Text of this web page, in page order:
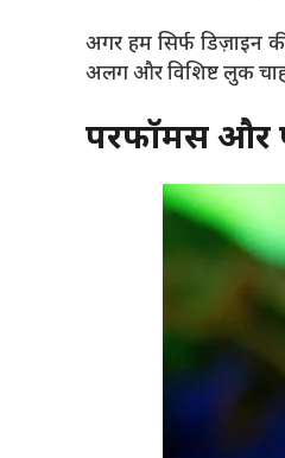
अगर हम सिर्फ डिज़ाइन
अलग और विशिष्ट लुक
परफॉर्मेंस और